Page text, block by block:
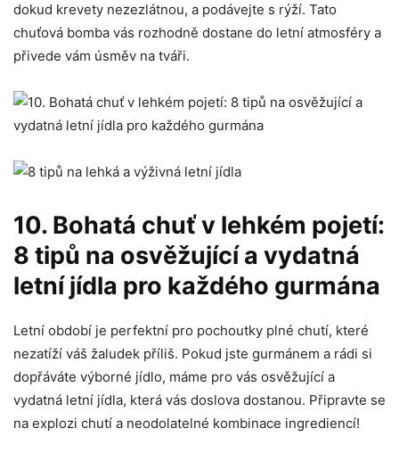
dokud krevety nezezlátnou, a podávejte s rýží.‌ Tato
chuťová bomba vás rozhodně dostane do letní atmosféry a
přivede vám úsměv na tváři.
10. Bohatá chuť v ​lehkém ‌pojetí:
8 tipů na osvěžující a​ vydatná
letní jídla pro každého gurmána
Letní období je perfektní ⁤pro pochoutky plné chutí, které
nezatíží ⁢váš žaludek příliš. Pokud jste gurmánem a rádi si
dopřáváte výborné jídlo, máme pro vás osvěžující ‌a
vydatná letní jídla,⁣ která⁣ vás ⁣doslova⁢ dostanou. ⁣Připravte se
na ⁣explozi chutí a neodolatelné kombinace ingrediencí!